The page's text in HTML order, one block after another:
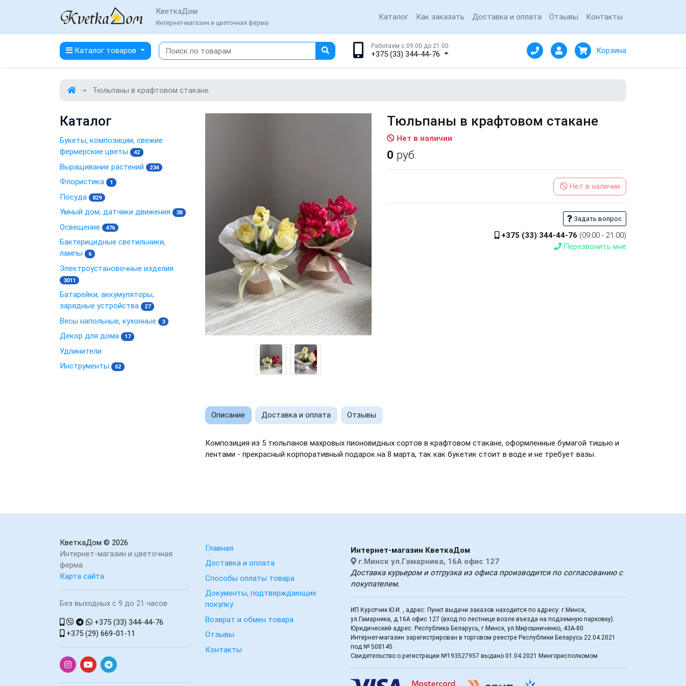
КветкаДом
Интернет-магазин и цветочная ферма
Каталог Как заказать Доставка и оплата Отзывы Контакты
Каталог товаров Работаем с 09:00 до 21:00
+375 (33) 344-44-76 Корзина
Тюльпаны в крафтовом стакане
Тюльпаны в крафтовом стакане
Нет в наличии
0 руб.
Нет в наличии
Задать вопрос
+375 (33) 344-44-76 (09:00 - 21:00)
Перезвонить мне
Описание Доставка и оплата Отзывы
Композиция из 5 тюльпанов махровых пионовидных сортов в крафтовом стакане, оформленные бумагой тишью и
лентами - прекрасный корпоративный подарок на 8 марта, так как букетик стоит в воде и не требует вазы.
Каталог
Букеты, композиции, свежие
фермерские цветы
42
Выращивание растений 234
Флористика 1
Посуда 829
Умный дом, датчики движения 38
Освещение 476
Бактерицидные светильники,
лампы
6
Электроустановочные изделия
3011
Батарейки, аккумуляторы,
зарядные устройства
27
Весы напольные, кухонные 3
Декор для дома 17
Удлинители
Инструменты
62
КветкаДом © 2026
Интернет-магазин и цветочная
ферма
Карта сайта
Без выходных с 9 до 21 часов
+375 (33) 344-44-76
+375 (29) 669-01-11
Главная
Доставка и оплата
Способы оплаты товара
Документы, подтверждающие
покупку
Возврат и обмен товара
Отзывы
Контакты
Интернет-магазин КветкаДом
г.Минск ул.Гамарника, 16А офис 127
Доставка курьером и отгрузка из офиса производится по согласованию с
покупателем.
ИП Куротчик Ю.И. , адрес: Пункт выдачи заказов находится по адресу: г.Минск,
ул.Гамарника, д.16А офис 127 (вход по лестнице возле въезда на подземную парковку).
Юридический адрес: Республика Беларусь, г.Минск, ул.Мирошниченко, 43А-80.
Интернет-магазин зарегистрирован в торговом реестре Республики Беларусь 22.04.2021
под № 508145
Свидетельство о регистрации №193527957 выдано 01.04.2021 Мингорисполкомом